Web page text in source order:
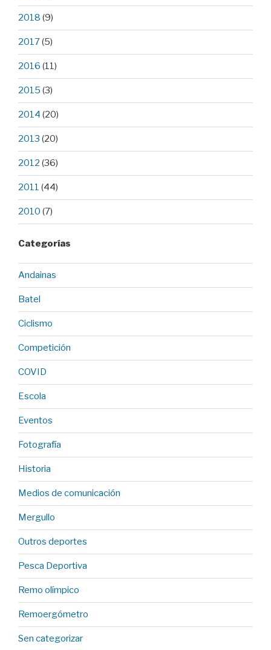
2018 (9)
2017(5)
2016 (11)
2015 (3)
2014 (20)
2013 (20)
2012 (36)
2011 (44)
2010 (7)
Categorías
Andainas
Batel
Ciclismo
Competición
COVID
Escola
Eventos
Fotografía
Historia
Medios de comunicación
Mergullo
Outros deportes
Pesca Deportiva
Remo olímpico
Remoergómetro
Sen categorizar